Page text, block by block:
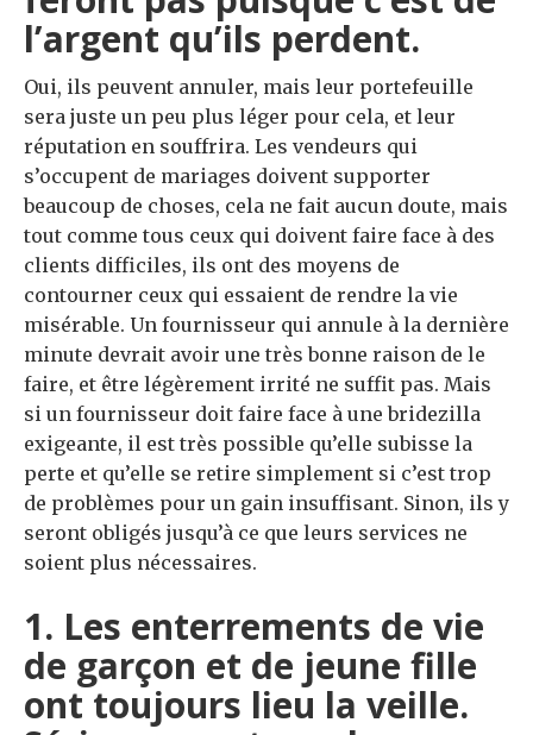
l’argent qu’ils perdent.
Oui, ils peuvent annuler, mais leur portefeuille
sera juste un peu plus léger pour cela, et leur
réputation en souffrira. Les vendeurs qui
s’occupent de mariages doivent supporter
beaucoup de choses, cela ne fait aucun doute, mais
tout comme tous ceux qui doivent faire face à des
clients difficiles, ils ont des moyens de
contourner ceux qui essaient de rendre la vie
misérable. Un fournisseur qui annule à la dernière
minute devrait avoir une très bonne raison de le
faire, et être légèrement irrité ne suffit pas. Mais
si un fournisseur doit faire face à une bridezilla
exigeante, il est très possible qu’elle subisse la
perte et qu’elle se retire simplement si c’est trop
de problèmes pour un gain insuffisant. Sinon, ils y
seront obligés jusqu’à ce que leurs services ne
soient plus nécessaires.
1. Les enterrements de vie
de garçon et de jeune fille
ont toujours lieu la veille.